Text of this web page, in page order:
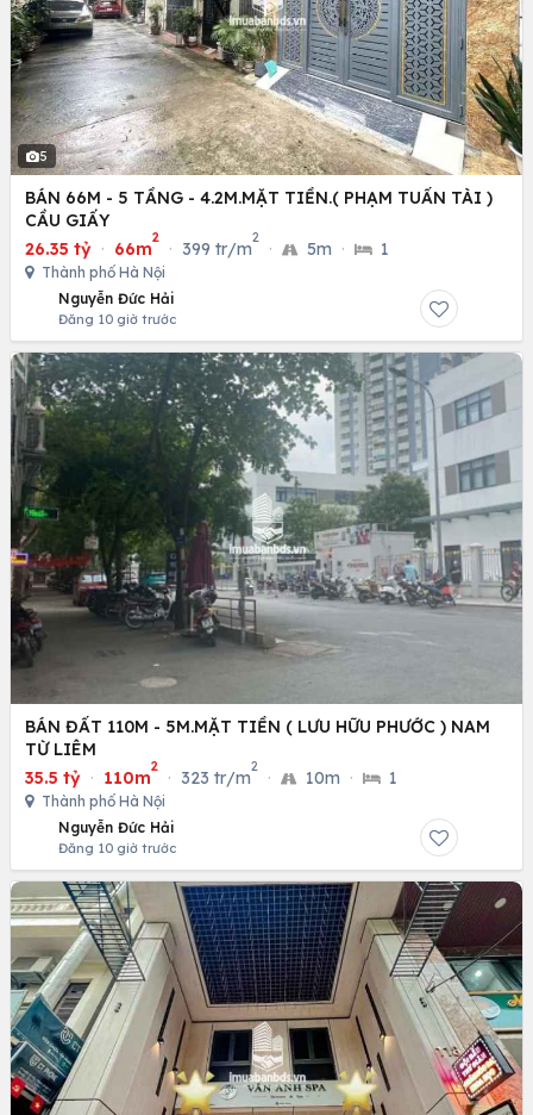
5
BÁN 66M - 5 TẦNG - 4.2M.MẶT TIỀN.( PHẠM TUẤN TÀI )
CẦU GIẤY
26.35 tỷ · 66m
2
· 399 tr/m
2
· 5m · 1
Thành phố Hà Nội
Nguyễn Đức Hải
Đăng 10 giờ trước
BÁN ĐẤT 110M - 5M.MẶT TIỀN ( LƯU HỮU PHƯỚC ) NAM
TỪ LIÊM
35.5 tỷ · 110m
2
· 323 tr/m
2
· 10m · 1
Thành phố Hà Nội
Nguyễn Đức Hải
Đăng 10 giờ trước